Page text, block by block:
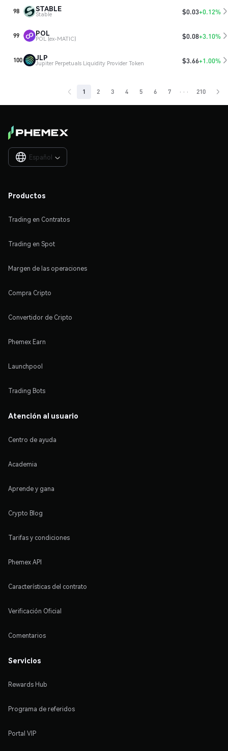
98 STABLE
Stable $0.03+0.12%
99 POL
POL (ex-MATIC) $0.08+3.10%
100 JLP
Jupiter Perpetuals Liquidity Provider Token $3.66+1.00%
1 2 3 4 5 6 7 ··· 210
Español 
Productos
Trading en Contratos
Trading en Spot
Margen de las operaciones
Compra Cripto
Convertidor de Cripto
Phemex Earn
Launchpool
Trading Bots
Atención al usuario
Centro de ayuda
Academia
Aprende y gana
Crypto Blog
Tarifas y condiciones
Phemex API
Características del contrato
Verificación Oficial
Comentarios
Servicios
Rewards Hub
Programa de referidos
Portal VIP